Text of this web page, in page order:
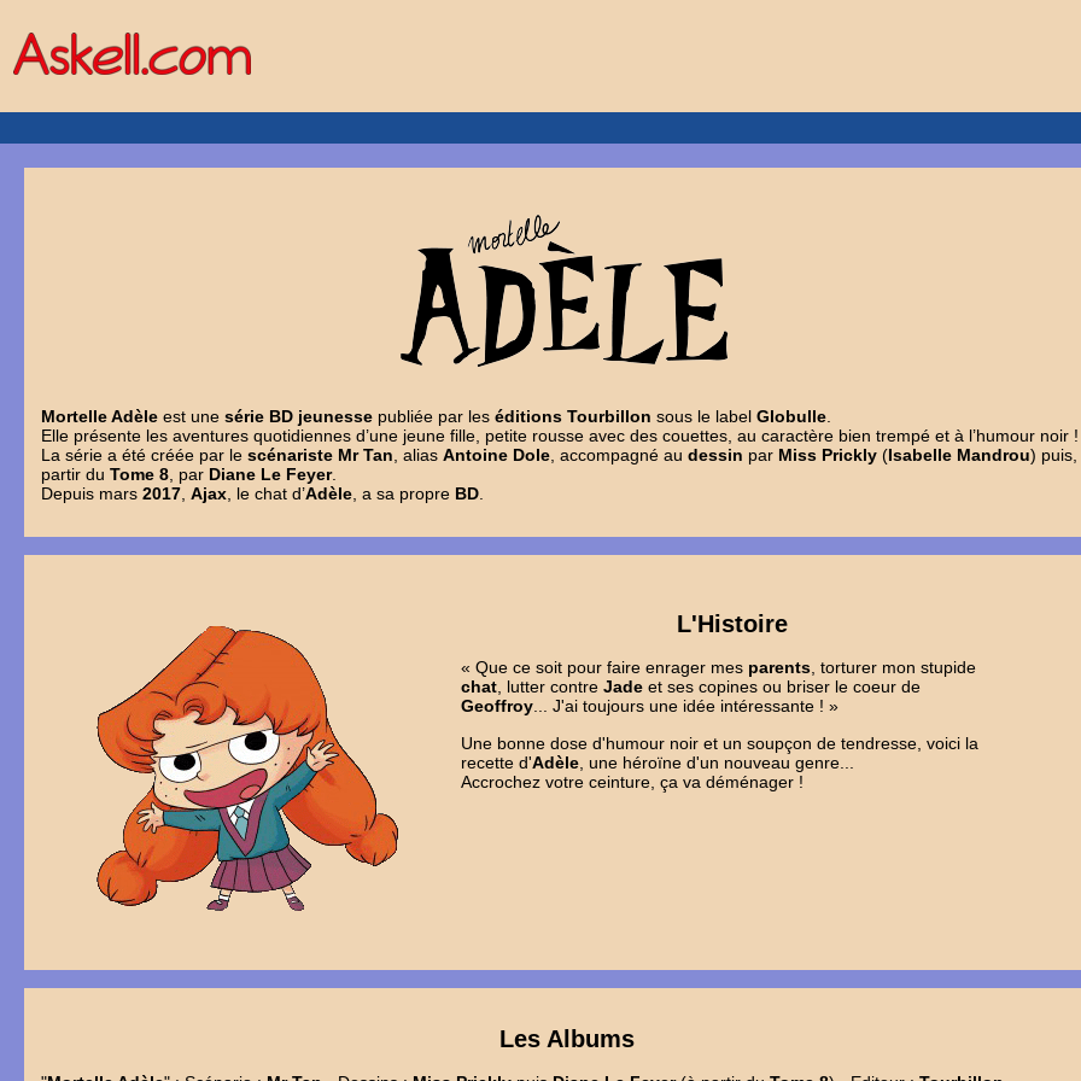
Mortelle Adèle est unesérie BD jeunesse publiée par leséditions Tourbillon sous le labelGlobulle
Elle présente les aventures quotidiennes d’une jeune fille, petite rousse avec des couettes, au caractère bien trempé et à l’humour noir !
La série a été créée par lescénariste Mr Tan , aliasAntoine Dole , accompagné audessin par Miss Prickly (Isabelle Mandrou) puis,
partir duTome 8 , par Diane Le Feyer.
Depuis mars2017 ,Ajax , le chat d’Adèle , a sa propre BD
L'Histoire
« Que ce soit pour faire enrager mes parents, torturer mon stupide
chat, lutter contre Jadeet ses copines ou briser le coeur de
Geoffroy... J'ai toujours une idée intéressante ! »
Une bonne dose d'humour noir et un soupçon de tendresse, voici la
recette d'Adèle, une héroïne d'un nouveau genre...
Accrochez votre ceinture, ça va déménager !
Les Albums